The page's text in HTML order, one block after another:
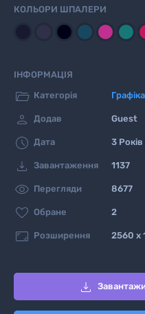
КОЛЬОРИ ШПАЛЕРИ
ІНФОРМАЦІЯ
 Категорія Графіка
 Додав Guest
 Дата 3
 Завантаження 1137
 Перегляди 8677
 Обране 2
 Розширення 2560 x
